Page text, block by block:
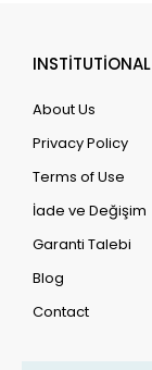
INSTİTUTİONAL
About Us
Privacy Policy
Terms of Use
İade ve Değişim
Garanti Talebi
Blog
Contact